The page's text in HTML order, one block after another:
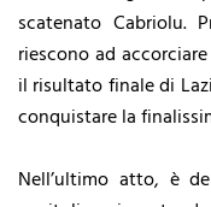
scatenato Cabriolu.
riescono ad
il risultato finale di
conquistare la
Nell’ultimo atto, è